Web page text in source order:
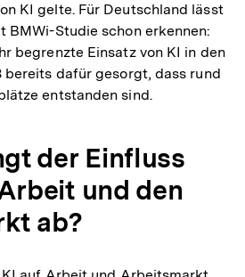
KI gelte. Für Deutschland lässt
BMWi-Studie schon erkennen:
begrenzte Einsatz von KI in den
bereits dafür gesorgt, dass rund
entstanden sind.
der Einfluss
und den
ab?